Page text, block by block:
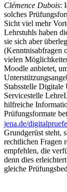
Clémence Dubois:
solches
Sicht viel mehr
Lehrstuhls haben
sie sich aber
(Kenntnisabfragen
vielen
Moodle anbietet,
Stabsstelle Digitale
Servicestelle
hilfreiche
Prüfungsformate
jena.de/
Grundgerüst steht,
rechtlichen Fragen
empfehlen, die
denn dies
gleiche